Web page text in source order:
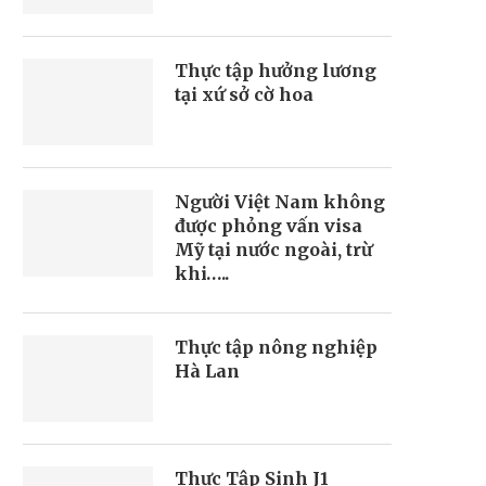
Thực tập hưởng lương
tại xứ sở cờ hoa
Người Việt Nam không
được phỏng vấn visa
Mỹ tại nước ngoài, trừ
khi…..
Thực tập nông nghiệp
Hà Lan
Thực Tập Sinh J1